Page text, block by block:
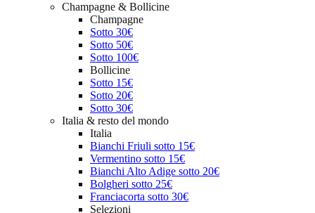
Champagne & Bollicine
Champagne
Sotto 30€
Sotto 50€
Sotto 100€
Bollicine
Sotto 15€
Sotto 20€
Sotto 30€
Italia & resto del mondo
Italia
Bianchi Friuli sotto 15€
Vermentino sotto 15€
Bianchi Alto Adige sotto 20€
Bolgheri sotto 25€
Franciacorta sotto 30€
Selezioni